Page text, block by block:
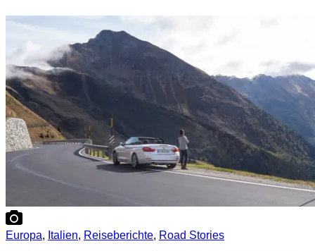
Europa, Italien, Reiseberichte, Road Stories